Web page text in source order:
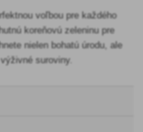
voľbou pre každého
koreňovú zeleninu pre
nielen bohatú úrodu, ale
suroviny.